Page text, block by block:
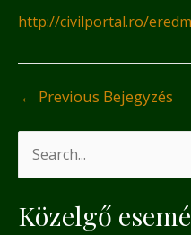
http://civilportal.ro/
← Previous Bejegyzés
a
Közelgő